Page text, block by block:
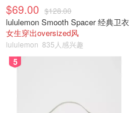
$69.00 $128.00
lululemon Smooth Spacer 经典卫衣
女生穿出oversized风
lululemon 835人感兴趣
5